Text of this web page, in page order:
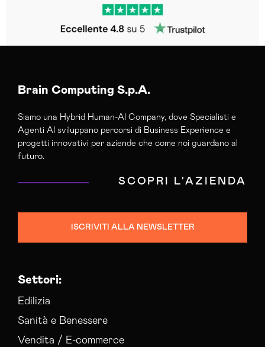
Brain Computing S.p.A.
Siamo una Hybrid Human-AI Company, dove Specialisti e
Agenti AI sviluppano percorsi di Business Experience e
progetti innovativi per aziende che come noi guardano al
futuro.
SCOPRI L'AZIENDA
ISCRIVITI ALLA NEWSLETTER
Settori:
Edilizia
Sanità e Benessere
Vendita / E-commerce